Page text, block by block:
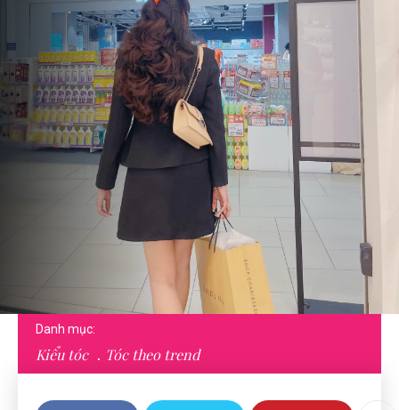
Danh mục:
Kiểu tóc Tóc theo trend